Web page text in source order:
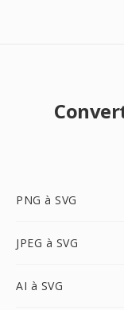
PNG à SVG
JPEG à SVG
AI à SVG